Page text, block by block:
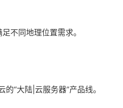
不同地理位置需求。
“大陆|云服务器”产品线。